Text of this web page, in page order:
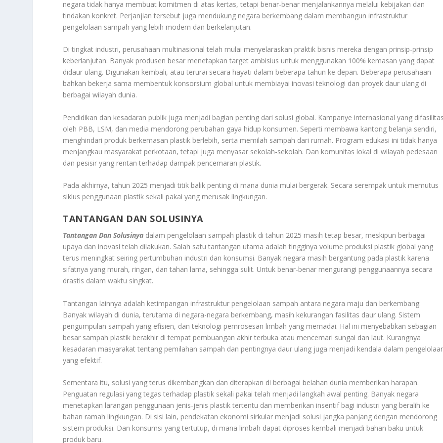
negara tidak hanya membuat komitmen di atas kertas, tetapi benar-benar menjalankannya melalui kebijakan dan
tindakan konkret. Perjanjian tersebut juga mendukung negara berkembang dalam membangun infrastruktur
pengelolaan sampah yang lebih modern dan berkelanjutan.
Di tingkat industri, perusahaan multinasional telah mulai menyelaraskan praktik bisnis mereka dengan prinsip-prinsip
keberlanjutan. Banyak produsen besar menetapkan target ambisius untuk menggunakan 100% kemasan yang dapat
didaur ulang. Digunakan kembali, atau terurai secara hayati dalam beberapa tahun ke depan. Beberapa perusahaan
bahkan bekerja sama membentuk konsorsium global untuk membiayai inovasi teknologi dan proyek daur ulang di
berbagai wilayah dunia.
Pendidikan dan kesadaran publik juga menjadi bagian penting dari solusi global. Kampanye internasional yang
oleh PBB, LSM, dan media mendorong perubahan gaya hidup konsumen. Seperti membawa kantong belanja sendiri,
menghindari produk berkemasan plastik berlebih, serta memilah sampah dari rumah. Program edukasi ini tidak hanya
menjangkau masyarakat perkotaan, tetapi juga menyasar sekolah-sekolah. Dan komunitas lokal di wilayah pedesaan
dan pesisir yang rentan terhadap dampak pencemaran plastik.
Pada akhirnya, tahun 2025 menjadi titik balik penting di mana dunia mulai bergerak. Secara serempak untuk memutus
siklus penggunaan plastik sekali pakai yang merusak lingkungan.
TANTANGAN DAN SOLUSINYA
Tantangan Dan Solusinya dalam pengelolaan sampah plastik di tahun 2025 masih tetap besar, meskipun berbagai
upaya dan inovasi telah dilakukan. Salah satu tantangan utama adalah tingginya volume produksi plastik global yang
terus meningkat seiring pertumbuhan industri dan konsumsi. Banyak negara masih bergantung pada plastik karena
sifatnya yang murah, ringan, dan tahan lama, sehingga sulit. Untuk benar-benar mengurangi penggunaannya secara
drastis dalam waktu singkat.
Tantangan lainnya adalah ketimpangan infrastruktur pengelolaan sampah antara negara maju dan berkembang.
Banyak wilayah di dunia, terutama di negara-negara berkembang, masih kekurangan fasilitas daur ulang. Sistem
pengumpulan sampah yang efisien, dan teknologi pemrosesan limbah yang memadai. Hal ini menyebabkan sebagian
besar sampah plastik berakhir di tempat pembuangan akhir terbuka atau mencemari sungai dan laut. Kurangnya
kesadaran masyarakat tentang pemilahan sampah dan pentingnya daur ulang juga menjadi kendala dalam
yang efektif.
Sementara itu, solusi yang terus dikembangkan dan diterapkan di berbagai belahan dunia memberikan harapan.
Penguatan regulasi yang tegas terhadap plastik sekali pakai telah menjadi langkah awal penting. Banyak negara
menetapkan larangan penggunaan jenis-jenis plastik tertentu dan memberikan insentif bagi industri yang beralih ke
bahan ramah lingkungan. Di sisi lain, pendekatan ekonomi sirkular menjadi solusi jangka panjang dengan mendorong
sistem produksi. Dan konsumsi yang tertutup, di mana limbah dapat diproses kembali menjadi bahan baku untuk
produk baru.